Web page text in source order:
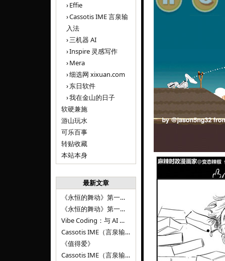
Effie
Cassotis IME 言泉输
入法
三机器 AI
Inspire 灵感写作
Mera
细选网 xixuan.com
东日软件
我在金山的日子
软硬兼施
游山玩水
可乐百事
转贴收藏
本站本身
最新文章
《永恒的舞动》第一百二十八章
《永恒的舞动》第一百二十七章
Vibe Coding：与 AI 并肩进步——言泉输入法 v0.4.1
Cassotis IME（言泉输入法）v0.3.1
《值得爱》
Cassotis IME（言泉输入法）v0.2.0